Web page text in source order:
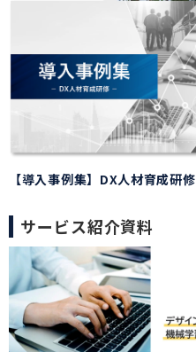
【導入事例集】DX人材育成研修
サービス紹介資料